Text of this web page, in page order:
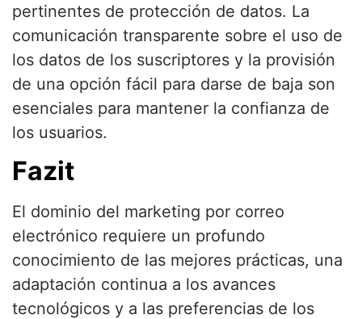
pertinentes de protección de datos. La
comunicación transparente sobre el uso de
los datos de los suscriptores y la provisión
de una opción fácil para darse de baja son
esenciales para mantener la confianza de
los usuarios.
Fazit
El dominio del marketing por correo
electrónico requiere un profundo
conocimiento de las mejores prácticas, una
adaptación continua a los avances
tecnológicos y a las preferencias de los